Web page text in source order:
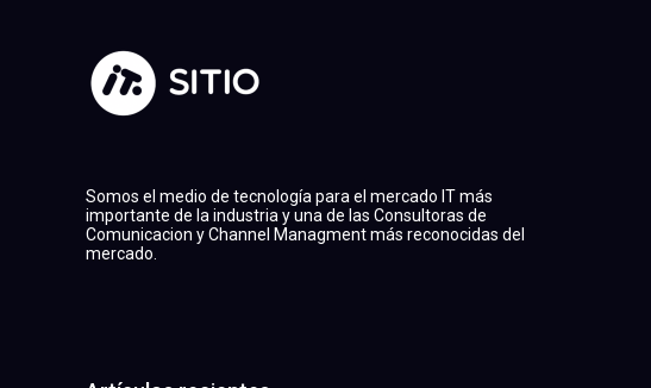
Somos el medio de tecnología para el mercado IT más
importante de la industria y una de las Consultoras de
Comunicacion y Channel Managment más reconocidas del
mercado.